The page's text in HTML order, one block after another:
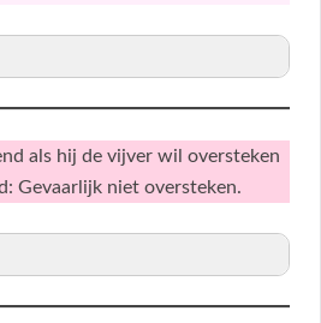
als hij de vijver wil oversteken
Gevaarlijk niet oversteken.